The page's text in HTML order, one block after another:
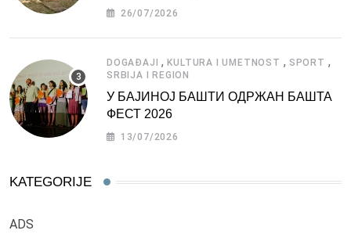
СРБИЈЕ
26/07/2026
DOGAĐAJI ,KULTURA I UMETNOST , SPORT ,
SRBIJA I REGION
У БАЈИНОЈ БАШТИ ОДРЖАН БАШТА
ФЕСТ 2026
13/07/2026
KATEGORIJE
ADS